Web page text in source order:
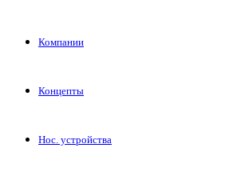
Компании
Концепты
Нос. устройства